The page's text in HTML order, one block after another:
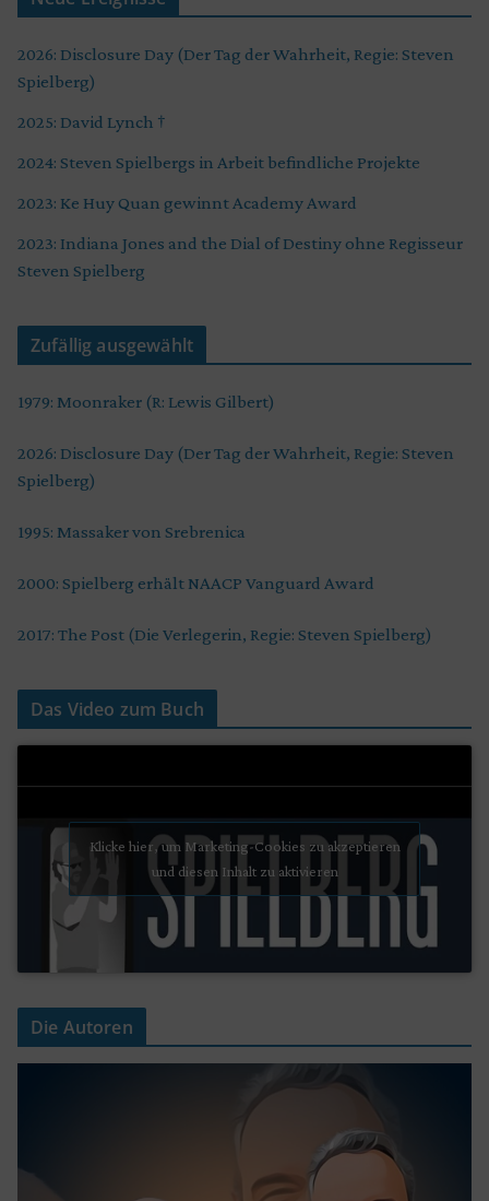
2026: Disclosure Day (Der Tag der Wahrheit, Regie: Steven
Spielberg)
2025: David Lynch †
2024: Steven Spielbergs in Arbeit befindliche Projekte
2023: Ke Huy Quan gewinnt Academy Award
2023: Indiana Jones and the Dial of Destiny ohne Regisseur
Steven Spielberg
Zufällig ausgewählt
1979: Moonraker (R: Lewis Gilbert)
2026: Disclosure Day (Der Tag der Wahrheit, Regie: Steven
Spielberg)
1995: Massaker von Srebrenica
2000: Spielberg erhält NAACP Vanguard Award
2017: The Post (Die Verlegerin, Regie: Steven Spielberg)
Das Video zum Buch
Klicke hier, um Marketing-Cookies zu akzeptieren
und diesen Inhalt zu aktivieren
Die Autoren